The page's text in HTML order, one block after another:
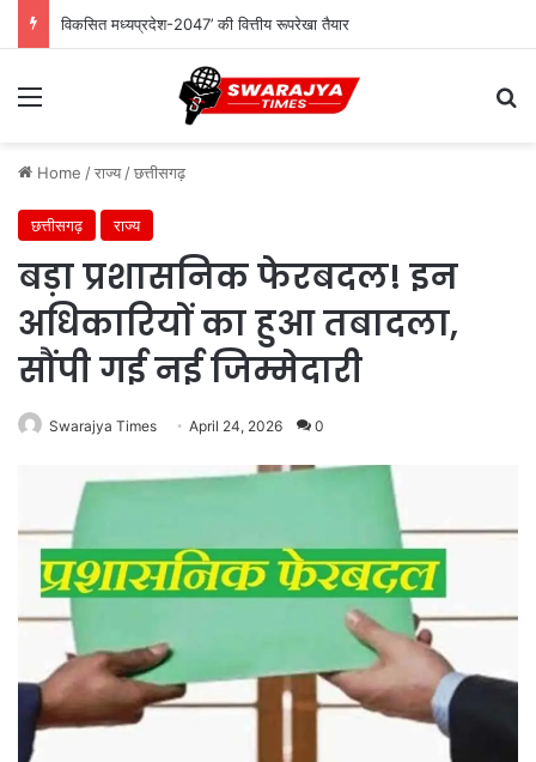
विकसित मध्यप्रदेश-2047’ की वित्तीय रूपरेखा तैयार
Menu
Home /राज्य /छत्तीसगढ़
छत्तीसगढ़ राज्य
बड़ा प्रशासनिक फेरबदल! इन
अधिकारियों का हुआ तबादला,
सौंपी गई नई जिम्मेदारी
Swarajya Times April 24, 2026 0